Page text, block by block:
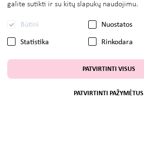
galite sutikti ir su kitų slapukų naudojimu.
Būtini Nuostatos
Statistika Rinkodara
PATVIRTINTI VISUS
PATVIRTINTI PAŽYMĖTUS